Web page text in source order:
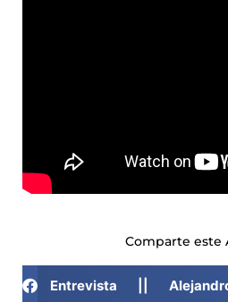
Comparte este
Entrevista ||